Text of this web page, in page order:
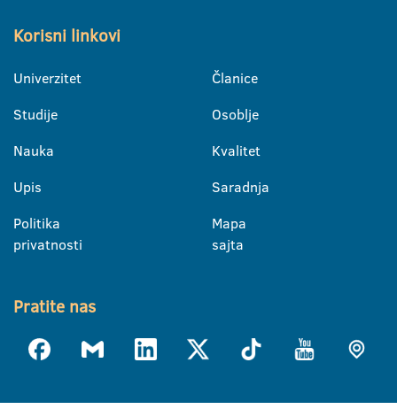
Korisni linkovi
Univerzitet
Studije
Nauka
Upis
Politika
privatnosti
Članice
Osoblje
Kvalitet
Saradnja
Mapa
sajta
Pratite nas